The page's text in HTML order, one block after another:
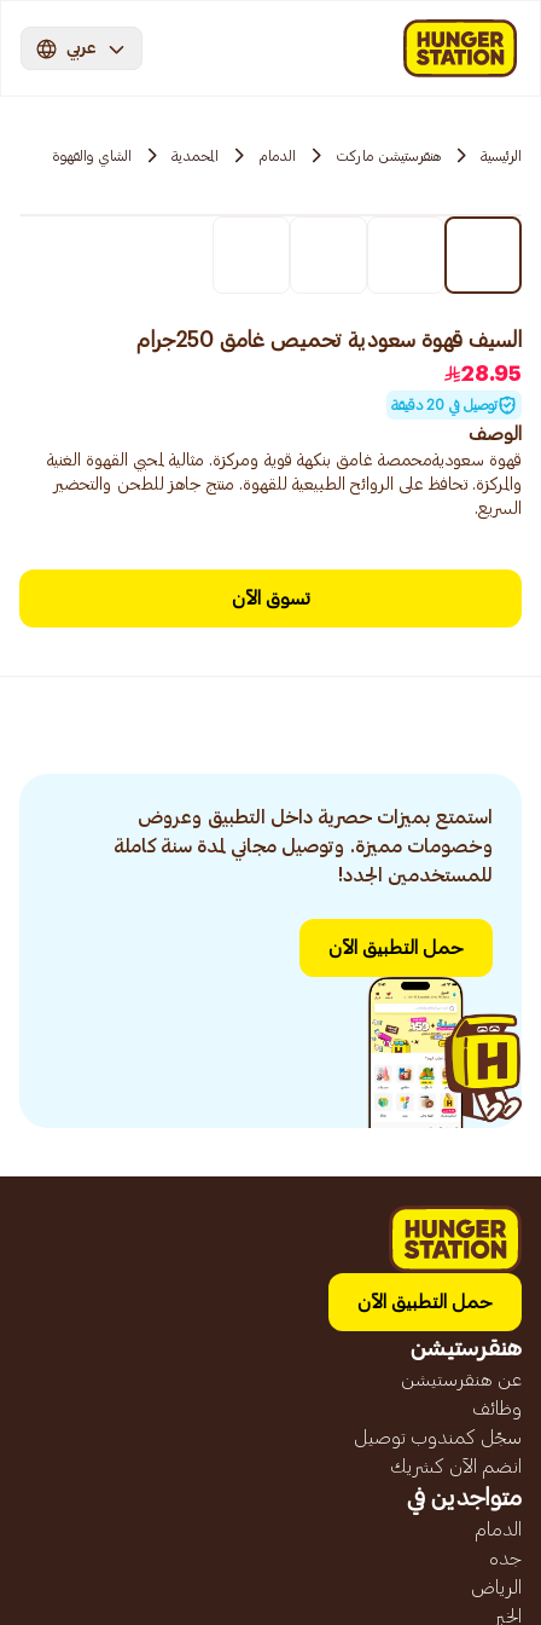
عربي
الرئيسية هنقرستيشن ماركت الدمام المحمدية الشاي والقهوة
السيف قهوة سعودية تحميص غامق 250جرام
28.95
توصيل في 20 دقيقة
الوصف
قهوة سعوديةمحمصة غامق بنكهة قوية ومركزة. مثالية لمحبي القهوة الغنية
والمركزة. تحافظ على الروائح الطبيعية للقهوة. منتج جاهز للطحن والتحضير
السريع.
تسوق الآن
استمتع بميزات حصرية داخل التطبيق وعروض
وخصومات مميزة. وتوصيل مجاني لمدة سنة كاملة
للمستخدمين الجدد!
حمل التطبيق الآن
حمل التطبيق الآن
هنقرستيشن
عن هنقرستيشن
وظائف
سجّل كمندوب توصيل
انضم الآن كشريك
متواجدين في
الدمام
جده
الرياض
الخبر